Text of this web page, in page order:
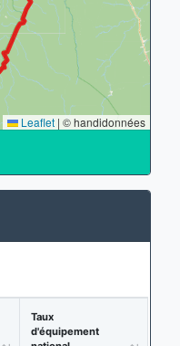
Leaflet | © handidonnées
Taux
d'équipement